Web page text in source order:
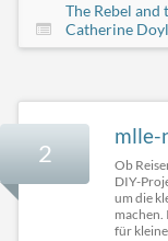
The Rebel and
Catherine
2
mlle-
Ob
DIY-
um die
machen.
für